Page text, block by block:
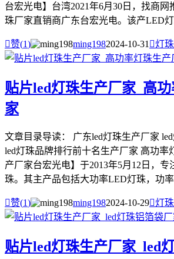
台宏光电】台湾2021年6月30日，找商
珠厂家直销商广东台宏光电。该产LED
赞(1) ming1982024-10-31 灯
贴片led灯珠生产厂家_高
家
文章目录导读： 广东led灯珠生产厂家
led灯珠品牌排行前十名生产厂家 高功率
产厂家台宏光电】于2013年5月12日，专
珠。其主产品包括大功率LED灯珠，功
赞(1) ming1982024-10-29灯
贴片led灯珠生产厂家_led